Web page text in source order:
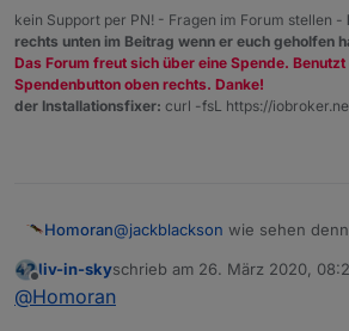
Es ist alles gut, nur die
4 mit HG) sollten aus
sein, da alle Komponenten
sind (ja, die HG Bad ist rot,
Forschen wieso, da ist
kein Support per PN! - Fragen im Forum stellen -
rechts unten im Beitrag wenn er euch geholfen
Das Forum freut sich über eine Spende.
Spendenbutton oben rechts. Danke!
der Installationsfixer: curl -fsL https://
Homoran@jackblackson wie sehen
Offline
liv-in-skyschrieb am 26. März 2020,
zuletzt editiert von
@Homoran